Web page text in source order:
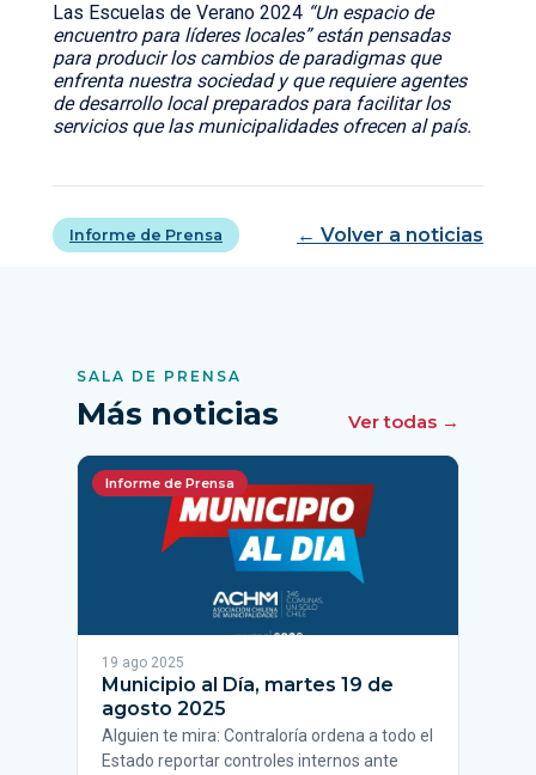
Las Escuelas de Verano 2024 “Un espacio de
encuentro para líderes locales” están pensadas
para producir los cambios de paradigmas que
enfrenta nuestra sociedad y que requiere agentes
de desarrollo local preparados para facilitar los
servicios que las municipalidades ofrecen al país.
Informe de Prensa ← Volver a noticias
SALA DE PRENSA
Más noticias Ver todas →
Informe de Prensa
19 ago 2025
Municipio al Día, martes 19 de
agosto 2025
Alguien te mira: Contraloría ordena a todo el
Estado reportar controles internos ante